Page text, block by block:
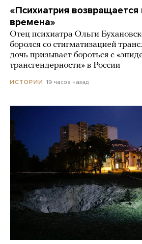
«Психиатрия
времена»
Отец психиатра Ольги
боролся со стигматизацией
дочь призывает бороться с
трансгендерности» в России
ИСТОРИИ 19 часов назад